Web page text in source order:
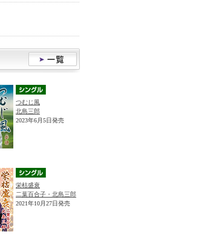
つむじ風
北島三郎
2023年6月5日発売
栄枯盛衰
二葉百合子・北島三郎
2021年10月27日発売